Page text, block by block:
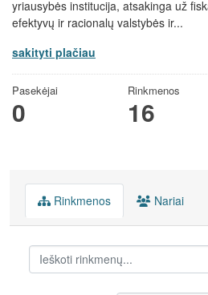
yriausybės institucija, atsakinga už
efektyvų ir racionalų valstybės ir...
sakityti plačiau
Pasekėjai
0
Rinkmenos
16
Rinkmenos Nariai